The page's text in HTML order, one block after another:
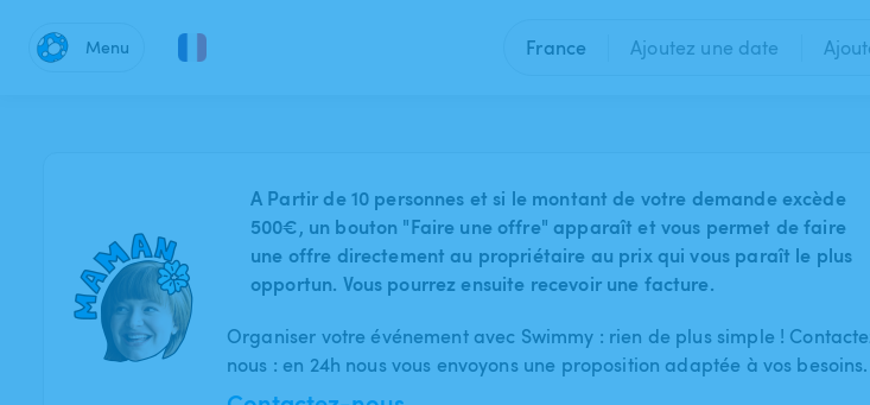
Menu France Ajoutez une date
A Partir de 10 personnes et si le montant de votre demande excède
500€, un bouton "Faire une offre" apparaît et vous permet de faire
une offre directement au propriétaire au prix qui vous paraît le plus
opportun. Vous pourrez ensuite recevoir une facture.
Organiser votre événement avec Swimmy : rien de plus simple !
nous : en 24h nous vous envoyons une proposition adaptée à vos besoins.